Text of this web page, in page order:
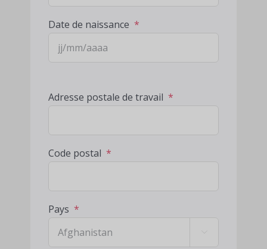
Date de naissance *
Adresse postale de travail *
Code postal *
Pays *